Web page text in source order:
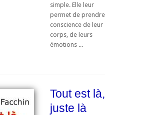
simple. Elle leur
permet de prendre
conscience de leur
corps, de leurs
émotions ...
Tout est là,
juste là